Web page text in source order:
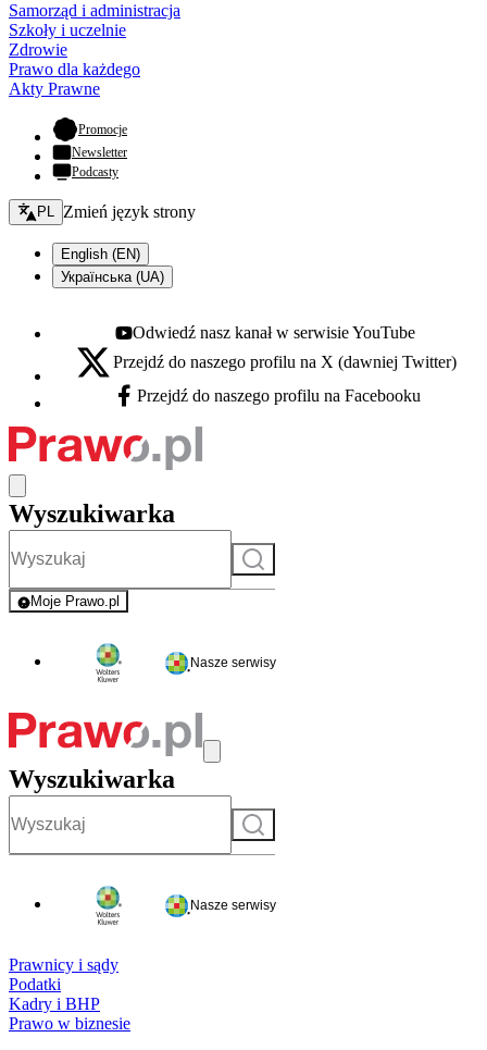
Samorząd i administracja
Szkoły i uczelnie
Zdrowie
Prawo dla każdego
Akty Prawne
Promocje- otwiera się w nowej karcie
Newsletter
Podcasty
Zmień język - bieżący:
PL Zmień język strony
English (EN)
Українська (UA)
Youtube - otwiera się w nowej karcie
Odwiedź nasz kanał w serwisie YouTube
X - otwiera się w nowej karcie
Przejdź do naszego profilu na X (dawniej Twitter)
Facebook - otwiera się w nowej karcie
Przejdź do naszego profilu na Facebooku
Wyszukiwarka
Szukaj
Moje Prawo.pl
- rejestracja i logowanie do serwisu
Nasze serwisy
Wyszukiwarka
Szukaj
Nasze serwisy
Prawnicy i sądy
Podatki
Kadry i BHP
Prawo w biznesie